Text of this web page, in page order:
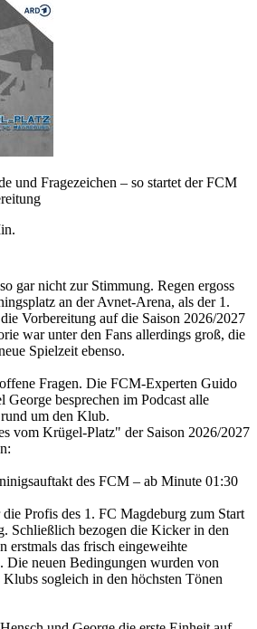
und Fragezeichen – so startet der FCM
gar nicht zur Stimmung. Regen ergoss
an der Avnet-Arena, als der 1.
Vorbereitung auf die Saison 2026/2027
war unter den Fans allerdings groß, die
Spielzeit ebenso.
Fragen. Die FCM-Experten Guido
George besprechen im Podcast alle
um den Klub.
vom Krügel-Platz" der Saison 2026/2027
des FCM – ab Minute 01:30
Profis des 1. FC Magdeburg zum Start
Schließlich bezogen die Kicker in den
erstmals das frisch eingeweihte
Die neuen Bedingungen wurden von
Klubs sogleich in den höchsten Tönen